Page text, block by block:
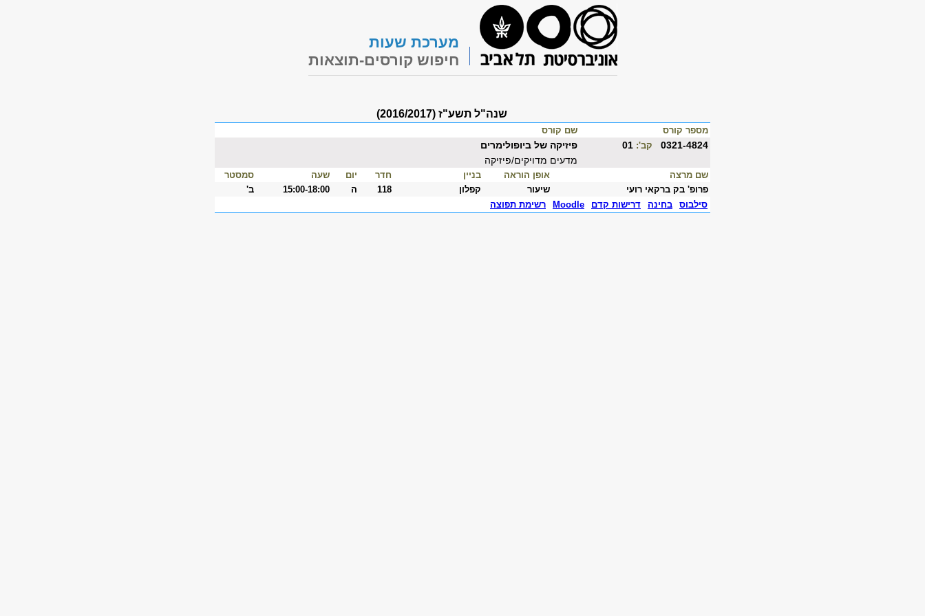
מערכת שעות
חיפוש קורסים-תוצאות
שנה"ל תשע"ז (2016/2017)
מספר קורס שם קורס
0321-4824 קב':
פיזיקה של ביופולימרים
מדעים מדויקים/פיזיקה
שם מרצה אופן הוראה בניין חדר יום שעה
סמסטר
פרופ' בק ברקאי רועי
שיעור קפלון 118 ה 15:00-18:00
ב'
סילבוס
בחינה דרישות קדם Moodle רשימת תפוצה